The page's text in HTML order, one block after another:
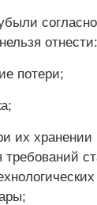
от­нести:
потери;
их хранении